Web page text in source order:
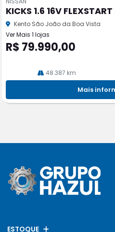
pa
rtil
he
KICKS 1.6 16V
Kento São João da Boa Vista
Ver Mais 1 lojas
R$ 79.990,00
48.387 km
Mais
ESTOQUE